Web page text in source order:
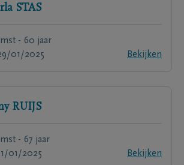
STAS
- 60 jaar
01/2025
Bekijken
RUIJS
- 67 jaar
01/2025
Bekijken